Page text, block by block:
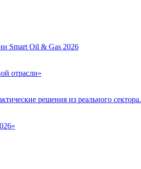
Smart Oil & Gas 2026
отрасли»
решения из реального сектора.